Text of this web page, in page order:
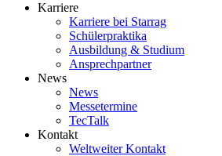
Karriere
Karriere bei Starrag
Schülerpraktika
Ausbildung & Studium
Ansprechpartner
News
News
Messetermine
TecTalk
Kontakt
Weltweiter Kontakt